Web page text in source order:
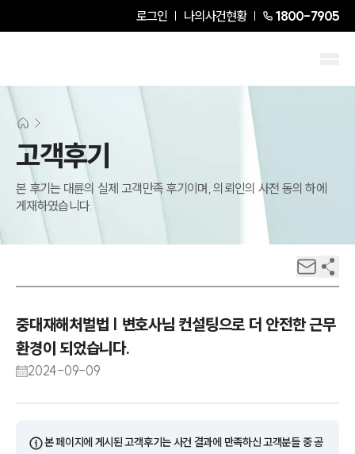
로그인 나의사건현황 1800-7905
고객후기
본 후기는 대륜의 실제 고객만족 후기이며, 의뢰인의 사전 동의 하에
게재하였습니다.
중대재해처벌법 | 변호사님 컨설팅으로 더 안전한 근무
환경이 되었습니다.
2024-09-09
ⓘ본 페이지에 게시된 고객후기는 사건 결과에 만족하신 고객분들 중 공